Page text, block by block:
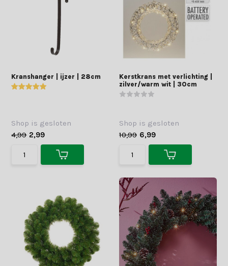
Kranshanger | ijzer | 28cm
Shop is gesloten
4,99 2,99
Kerstkrans met verlichting |
zilver/warm wit | 30cm
Shop is gesloten
10,99 6,99